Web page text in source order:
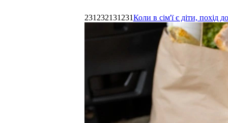
231232131231Коли в сім'ї є діти,